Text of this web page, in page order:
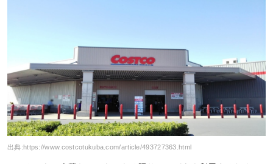
出典:https://www.costcotukuba.com/article/493727363.html